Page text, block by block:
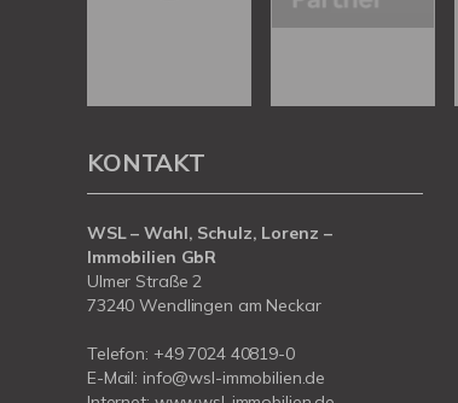
KONTAKT
WSL – Wahl, Schulz, Lorenz –
Immobilien GbR
Ulmer Straße 2
73240 Wendlingen am Neckar
Telefon: +49 7024 40819-0
E-Mail: info@wsl-immobilien.de